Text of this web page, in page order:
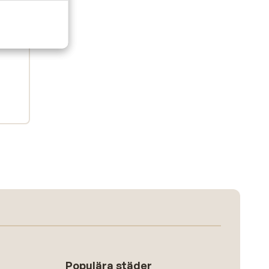
Populära städer